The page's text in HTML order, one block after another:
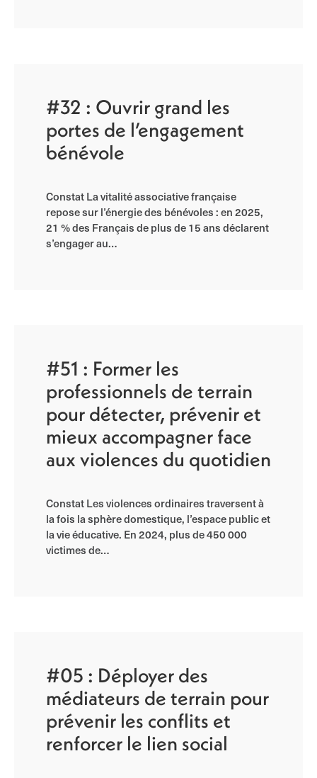
#32 : Ouvrir grand les
portes de l’engagement
bénévole
Constat La vitalité associative française
repose sur l’énergie des bénévoles : en 2025,
21 % des Français de plus de 15 ans déclarent
s’engager au…
#51 : Former les
professionnels de terrain
pour détecter, prévenir et
mieux accompagner face
aux violences du quotidien
Constat Les violences ordinaires traversent à
la fois la sphère domestique, l’espace public et
la vie éducative. En 2024, plus de 450 000
victimes de…
#05 : Déployer des
médiateurs de terrain pour
prévenir les conflits et
renforcer le lien social